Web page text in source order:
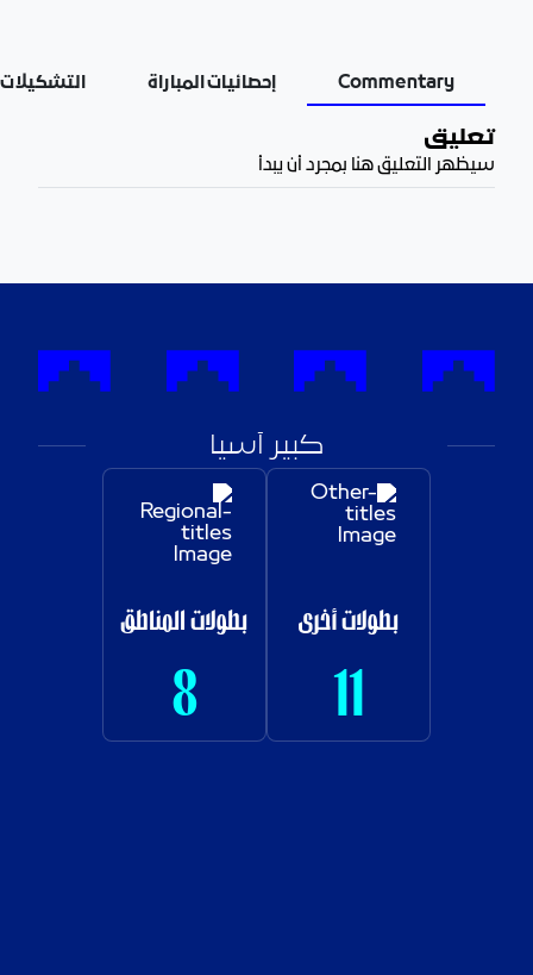
Commentary إحصائيات المباراة التشكيلات
تعليق
سيظهر التعليق هنا بمجرد أن يبدأ
كبير آسيا
بطولات أخرى
11
بطولات المناطق
8